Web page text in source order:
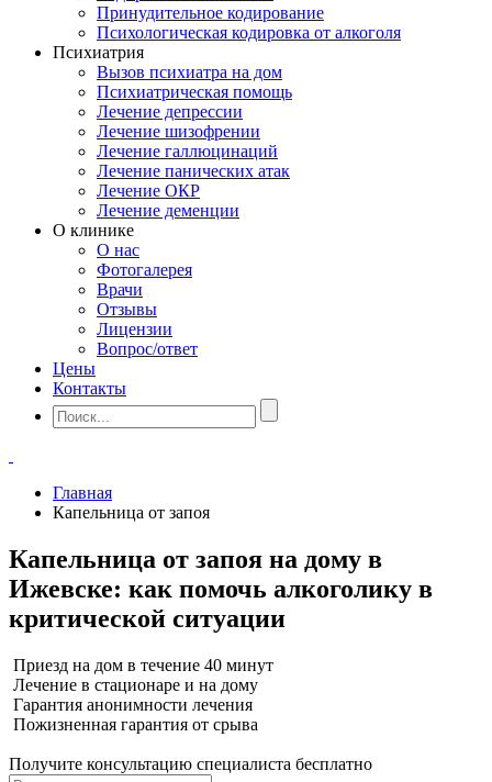
Принудительное кодирование
Психологическая кодировка от алкоголя
Психиатрия
Вызов психиатра на дом
Психиатрическая помощь
Лечение депрессии
Лечение шизофрении
Лечение галлюцинаций
Лечение панических атак
Лечение ОКР
Лечение деменции
О клинике
О нас
Фотогалерея
Врачи
Отзывы
Лицензии
Вопрос/ответ
Цены
Контакты
Главная
Капельница от запоя
Капельница от запоя на дому в
Ижевске: как помочь алкоголику в
критической ситуации
Приезд на дом в течение 40 минут
Лечение в стационаре и на дому
Гарантия анонимности лечения
Пожизненная гарантия от срыва
Получите консультацию специалиста бесплатно